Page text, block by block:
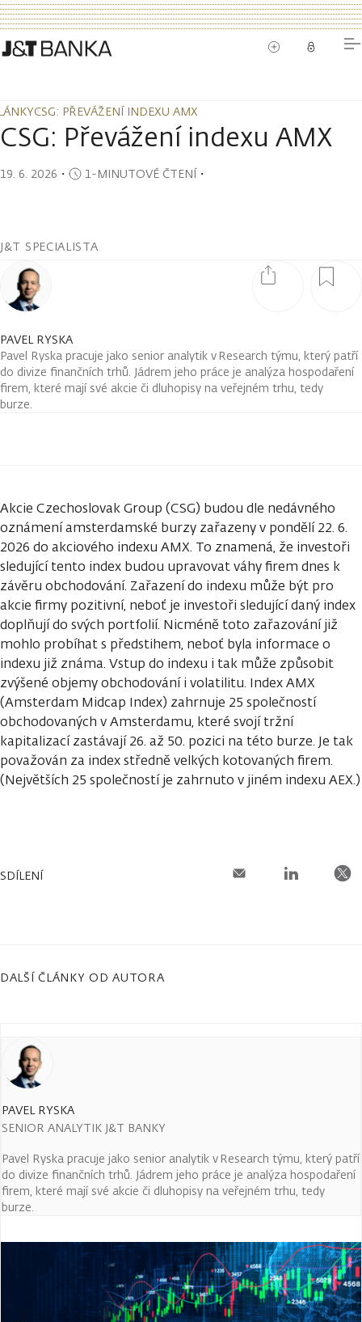
CSG: PŘEVÁŽENÍ INDEXU AMX
CSG: PŘEVÁŽENÍ INDEXU AMX
CSG: Převážení indexu AMX
19. 6. 2026 ・ 1-MINUTOVÉ ČTENÍ・
J&T SPECIALISTA
PAVEL RYSKA
Pavel Ryska pracuje jako senior analytik v Research týmu, který patří
do divize finančních trhů. Jádrem jeho práce je analýza hospodaření
firem, které mají své akcie či dluhopisy na veřejném trhu, tedy
burze.
Akcie Czechoslovak Group (CSG) budou dle nedávného
oznámení amsterdamské burzy zařazeny v pondělí 22. 6.
2026 do akciového indexu AMX. To znamená, že investoři
sledující tento index budou upravovat váhy firem dnes k
závěru obchodování. Zařazení do indexu může být pro
akcie firmy pozitivní, neboť je investoři sledující daný index
doplňují do svých portfolií. Nicméně toto zařazování již
mohlo probíhat s předstihem, neboť byla informace o
indexu již známa. Vstup do indexu i tak může způsobit
zvýšené objemy obchodování i volatilitu. Index AMX
(Amsterdam Midcap Index) zahrnuje 25 společností
obchodovaných v Amsterdamu, které svojí tržní
kapitalizací zastávají 26. až 50. pozici na této burze. Je tak
považován za index středně velkých kotovaných firem.
(Největších 25 společností je zahrnuto v jiném indexu AEX.)
SDÍLENÍ
DALŠÍ ČLÁNKY OD AUTORA
PAVEL RYSKA
SENIOR ANALYTIK J&T BANKY
Pavel Ryska pracuje jako senior analytik v Research týmu, který patří
do divize finančních trhů. Jádrem jeho práce je analýza hospodaření
firem, které mají své akcie či dluhopisy na veřejném trhu, tedy
burze.